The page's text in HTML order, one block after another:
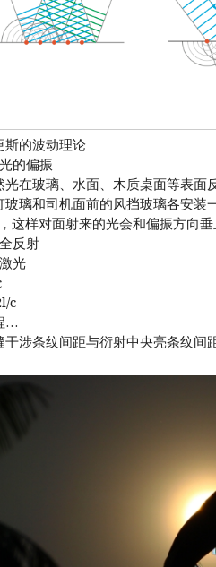
斯的波动理论
的偏振
光在玻璃、水面、木质桌面等表面
玻璃和司机面前的风挡玻璃各安装
这样对面射来的光会和偏振方向垂
反射
光
c
…
干涉条纹间距与衍射中央亮条纹间